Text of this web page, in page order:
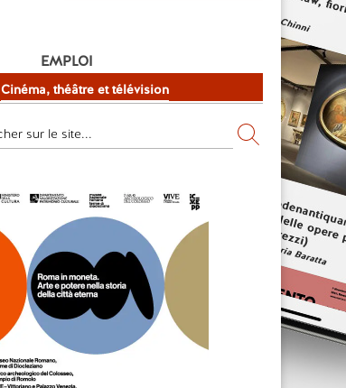
Cinéma, théâtre et télévision
EMPLOI